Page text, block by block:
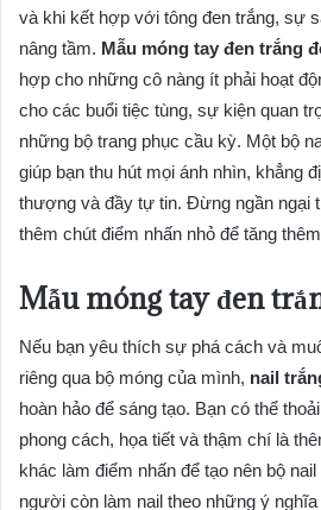
và khi kết hợp với tông đen trắng, sự
nâng tầm. Mẫu móng tay đen trắng
hợp cho những cô nàng ít phải hoạt
cho các buổi tiệc tùng, sự kiện quan
những bộ trang phục cầu kỳ. Một bộ
giúp bạn thu hút mọi ánh nhìn, khẳng
thượng và đầy tự tin. Đừng ngần ngại
thêm chút điểm nhấn nhỏ để tăng
Mẫu móng tay đen
Nếu bạn yêu thích sự phá cách và
riêng qua bộ móng của mình, nail
hoàn hảo để sáng tạo. Bạn có thể
phong cách, họa tiết và thậm chí là
khác làm điểm nhấn để tạo nên bộ
người còn làm nail theo những ý